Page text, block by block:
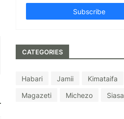
CATEGORIES
Habari Jamii Kimataifa
Magazeti
Michezo Siasa